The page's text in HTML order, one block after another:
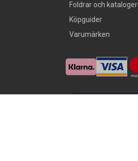
Foldrar och kataloger
Köpguider
Varumärken